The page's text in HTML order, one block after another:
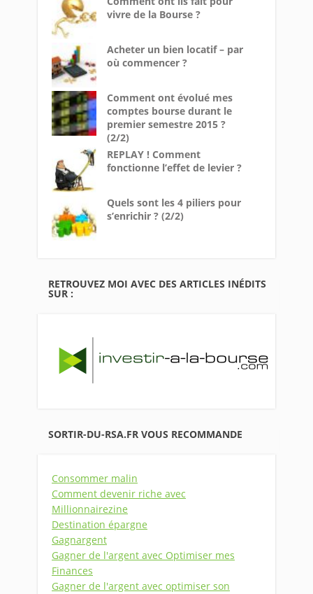
vivre de la Bourse ?
Acheter un bien locatif – par
où commencer ?
Comment ont évolué mes
comptes bourse durant le
premier semestre 2015 ?
(2/2)
REPLAY ! Comment
fonctionne l’effet de levier ?
Quels sont les 4 piliers pour
s’enrichir ? (2/2)
RETROUVEZ MOI AVEC DES ARTICLES INÉDITS
SUR :
SORTIR-DU-RSA.FR VOUS RECOMMANDE
Consommer malin
Comment devenir riche avec
Millionnairezine
Destination épargne
Gagnargent
Gagner de l'argent avec Optimiser mes
Finances
Gagner de l'argent avec optimiser son